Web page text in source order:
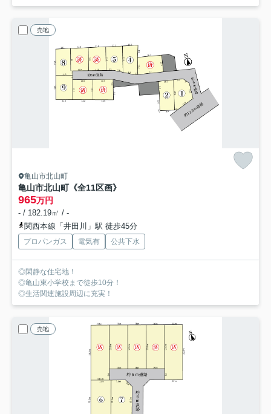
売地
亀山市北山町
亀山市北山町《全11区画》
965万円
- / 182.19㎡ / -
関西本線「井田川」駅 徒歩45分
プロパンガス 電気有 公共下水
◎閑静な住宅地！
◎亀山東小学校まで徒歩10分！
◎生活関連施設周辺に充実！
売地